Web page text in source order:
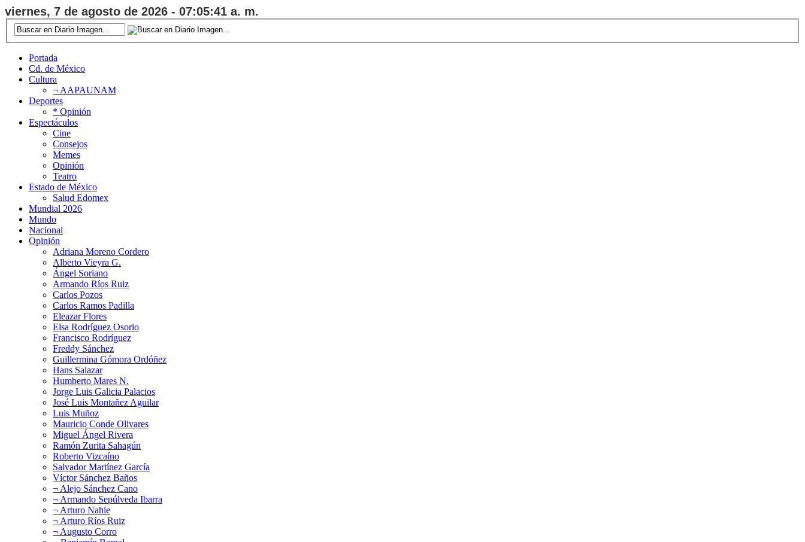
viernes, 7 de agosto de 2026 - 07:05:41 a. m.
Portada
Cd. de México
Cultura
¬ AAPAUNAM
Deportes
* Opinión
Espectáculos
Cine
Consejos
Memes
Opinión
Teatro
Estado de México
Salud Edomex
Mundial 2026
Mundo
Nacional
Opinión
Adriana Moreno Cordero
Alberto Vieyra G.
Ángel Soriano
Armando Ríos Ruiz
Carlos Pozos
Carlos Ramos Padilla
Eleazar Flores
Elsa Rodríguez Osorio
Francisco Rodríguez
Freddy Sánchez
Guillermina Gómora Ordóñez
Hans Salazar
Humberto Mares N.
Jorge Luis Galicia Palacios
José Luis Montañez Aguilar
Luis Muñoz
Mauricio Conde Olivares
Miguel Ángel Rivera
Ramón Zurita Sahagún
Roberto Vizcaíno
Salvador Martínez García
Víctor Sánchez Baños
¬ Alejo Sánchez Cano
¬ Armando Sepúlveda Ibarra
¬ Arturo Nahle
¬ Arturo Ríos Ruiz
¬ Augusto Corro